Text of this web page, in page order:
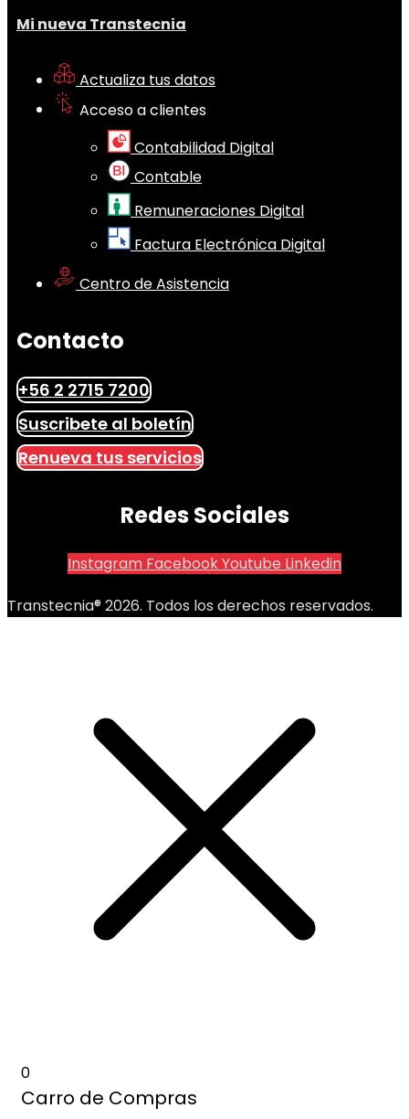
Mi nueva Transtecnia
Actualiza tus datos
Acceso a clientes
Contabilidad Digital
Contable
Remuneraciones Digital
Factura Electrónica Digital
Centro de Asistencia
Contacto
+56 2 2715 7200
Suscribete al boletín
Renueva tus servicios
Redes Sociales
Instagram FacebookYoutube Linkedin
Transtecnia® 2026. Todos los derechos reservados.
0
Carro de Compras